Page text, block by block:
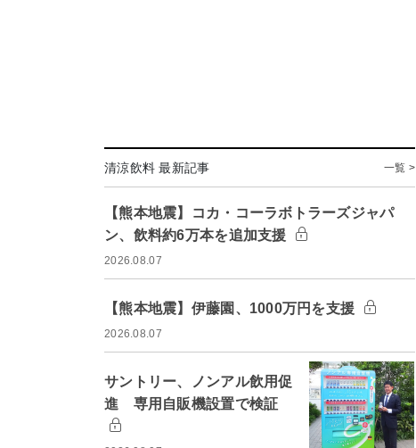
清涼飲料 最新記事 一覧 >
【熊本地震】コカ・コーラボトラーズジャパ
ン、飲料約6万本を追加支援
2026.08.07
【熊本地震】伊藤園、1000万円を支援
2026.08.07
サントリー、ノンアル飲用促
進 専用自販機設置で検証